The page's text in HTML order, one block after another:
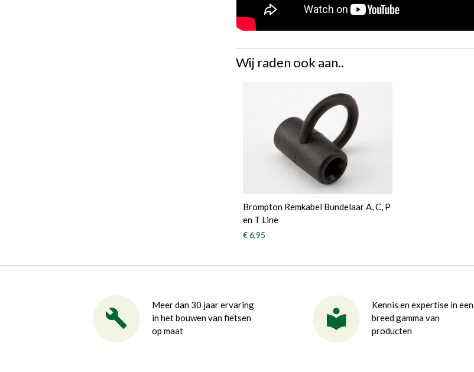
Wij raden ook aan..
Brompton Remkabel Bundelaar A, C, P
en T Line
€ 6,95
Meer dan 30 jaar ervaring
in het bouwen van fietsen
op maat
Kennis en expertise in een
breed gamma van
producten